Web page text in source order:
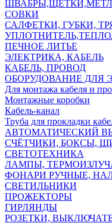
СОВКИ
САЛФЕТКИ, ГУБКИ,
ПЕЧНОЕ ЛИТЬЕ
ЭЛЕКТРИКА, КАБЕЛЬ
КАБЕЛЬ, ПРОВОД
ОБОРУДОВАНИЕ ДЛЯ
Для монтажа кабеля и
Монтажные коробки
Кабель-канал
Труба для прокладки
АВТОМАТИЧЕСКИЙ
СЧЁТЧИКИ, БОКСЫ,
СВЕТОТЕХНИКА
ЛАМПЫ,
ФОНАРИ РУЧНЫЕ,
СВЕТИЛЬНИКИ
ПРОЖЕКТОРЫ
ГИРЛЯНДЫ
РОЗЕТКИ,